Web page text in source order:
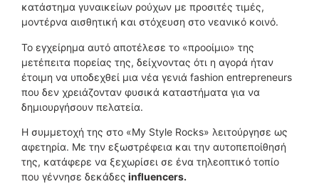
κατάστημα γυναικείων ρούχων με προσιτές τιμές,
μοντέρνα αισθητική και στόχευση στο νεανικό κοινό.
Το εγχείρημα αυτό αποτέλεσε το «προοίμιο» της
μετέπειτα πορείας της, δείχνοντας ότι η αγορά ήταν
έτοιμη να υποδεχθεί μια νέα γενιά fashion entrepreneurs
που δεν χρειάζονταν φυσικά καταστήματα για να
δημιουργήσουν πελατεία.
Η συμμετοχή της στο «My Style Rocks» λειτούργησε ως
αφετηρία. Με την εξωστρέφεια και την αυτοπεποίθησή
της, κατάφερε να ξεχωρίσει σε ένα τηλεοπτικό τοπίο
που γέννησε δεκάδες influencers.